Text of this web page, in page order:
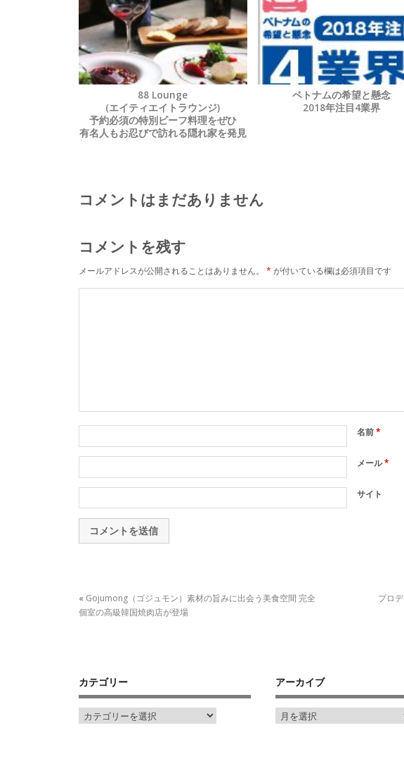
88 Lounge
(エイティエイトラウンジ)
予約必須の特別ビーフ料理をぜひ
有名人もお忍びで訪れる隠れ家を発見
ベトナムの希望と懸念
2018年注目4業界
コメントはまだありません
コメントを残す
メールアドレスが公開されることはありません。 * が付いている欄は必須項目です
名前*
メール*
サイト
« Gojumong（ゴジュモン）素材の旨みに出会う美食空間 完全
個室の高級韓国焼肉店が登場
プロ
カテゴリー アーカイブ